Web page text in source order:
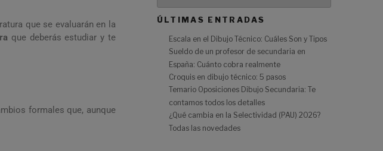
que se evaluarán en la
que deberás estudiar y te
formales que, aunque
ÚLTIMAS ENTRADAS
Escala en el Dibujo Técnico: Cuáles Son y Tipos
Sueldo de un profesor de secundaria en
España: Cuánto cobra realmente
Croquis en dibujo técnico: 5 pasos
Temario Oposiciones Dibujo Secundaria: Te
contamos todos los detalles
¿Qué cambia en la Selectividad (PAU) 2026?
Todas las novedades